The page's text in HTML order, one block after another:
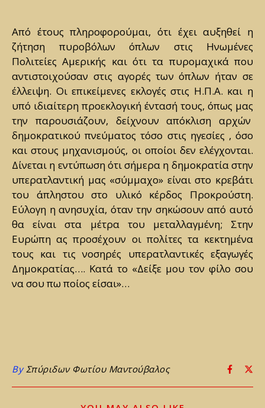
Από έτους πληροφορούμαι, ότι έχει αυξηθεί η
ζήτηση πυροβόλων όπλων στις Ηνωμένες
Πολιτείες Αμερικής και ότι τα πυρομαχικά που
αντιστοιχούσαν στις αγορές των όπλων ήταν σε
έλλειψη. Οι επικείμενες εκλογές στις Η.Π.Α. και η
υπό ιδιαίτερη προεκλογική έντασή τους, όπως μας
την παρουσιάζουν, δείχνουν απόκλιση αρχών
δημοκρατικού πνεύματος τόσο στις ηγεσίες , όσο
και στους μηχανισμούς, οι οποίοι δεν ελέγχονται.
Δίνεται η εντύπωση ότι σήμερα η δημοκρατία στην
υπερατλαντική μας «σύμμαχο» είναι στο κρεβάτι
του άπληστου στο υλικό κέρδος Προκρούστη.
Εύλογη η ανησυχία, όταν την σηκώσουν από αυτό
θα είναι στα μέτρα του μεταλλαγμένη; Στην
Ευρώπη ας προσέχουν οι πολίτες τα κεκτημένα
τους και τις νοσηρές υπερατλαντικές εξαγωγές
Δημοκρατίας…. Κατά το «Δείξε μου τον φίλο σου
να σου πω ποίος είσαι»…
ByΣπύριδων Φωτίου Μαντούβαλος